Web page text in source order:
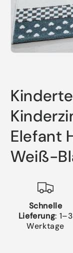
Elefant
Weiß-
Schnelle
Lieferung: 1–3
Werktage